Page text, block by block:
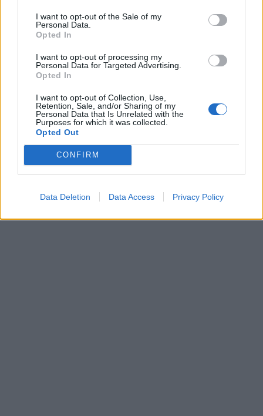
I want to opt-out of the Sale of my
Personal Data.
Opted In
I want to opt-out of processing my
Personal Data for Targeted Advertising.
Opted In
I want to opt-out of Collection, Use,
Retention, Sale, and/or Sharing of my
Personal Data that Is Unrelated with the
Purposes for which it was collected.
Opted Out
CONFIRM
Data Deletion Data Access Privacy Policy